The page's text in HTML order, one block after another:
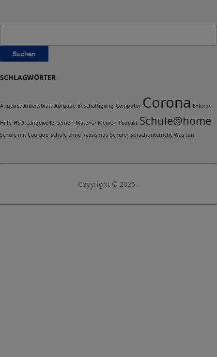
SCHLAGWÖRTER
Angebot Arbeitsblatt Aufgabe Beschäftigung Computer Corona Externe
Hilfe HSU Langeweile Lernen Material Medien Podcast Schule@home
Schule mit Courage Schule ohne Rassismus Schüler Sprachunterricht Was tun
Copyright © 2026 .